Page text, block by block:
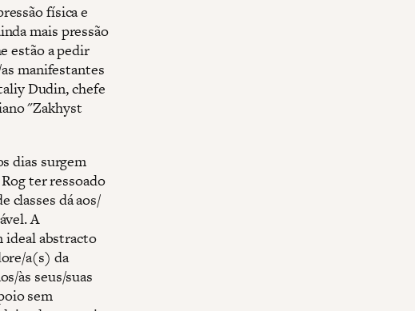
física e
mais pressão
estão a pedir
manifestantes
Dudin, chefe
"Zakhyst
dias surgem
ter ressoado
classes dá aos/
A
ideal abstracto
a(s) da
às seus/suas
sem